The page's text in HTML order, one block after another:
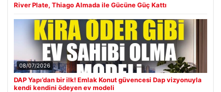
River Plate, Thiago Almada ile Gücüne Güç Kattı
08/07/2026
DAP Yapı’dan bir ilk! Emlak Konut güvencesi Dap vizyonuyla
kendi kendini ödeyen ev modeli